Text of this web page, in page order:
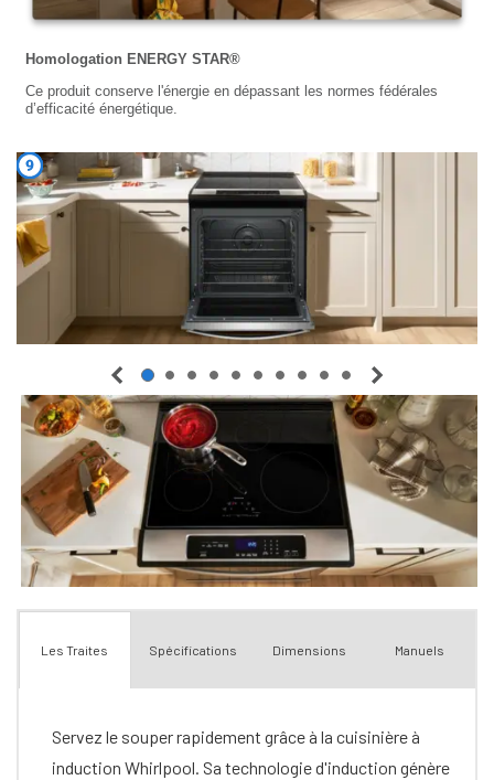
Les Traites Spécifications Dimensions Manuels
Servez le souper rapidement grâce à la cuisinière à
induction Whirlpool. Sa technologie d'induction génère